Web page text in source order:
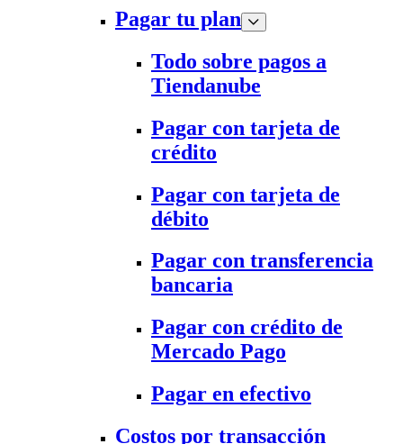
Pagar tu plan
Todo sobre pagos a
Tiendanube
Pagar con tarjeta de
crédito
Pagar con tarjeta de
débito
Pagar con transferencia
bancaria
Pagar con crédito de
Mercado Pago
Pagar en efectivo
Costos por transacción